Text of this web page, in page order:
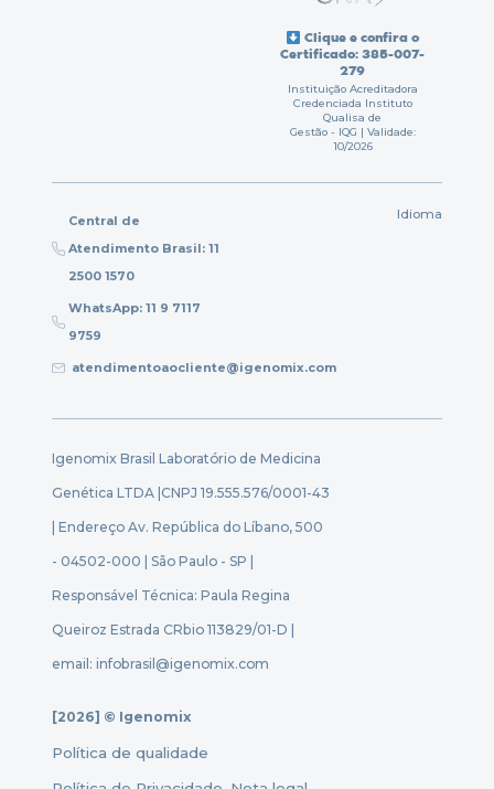
Clique e confira o
Certificado: 385-007-
279
Instituição Acreditadora
Credenciada Instituto
Qualisa de
Gestão - IQG | Validade:
10/2026
Central de
Atendimento Brasil: 11
2500 1570
WhatsApp: 11 9 7117
9759
atendimentoaocliente@igenomix.com
Idioma
Igenomix Brasil Laboratório de Medicina
Genética LTDA | CNPJ 19.555.576/0001-43
| Endereço Av. República do Líbano, 500
- 04502-000 | São Paulo - SP |
Responsável Técnica: Paula Regina
Queiroz Estrada CRbio 113829/01-D |
email: infobrasil@igenomix.com
[2026] © Igenomix
Política de qualidade